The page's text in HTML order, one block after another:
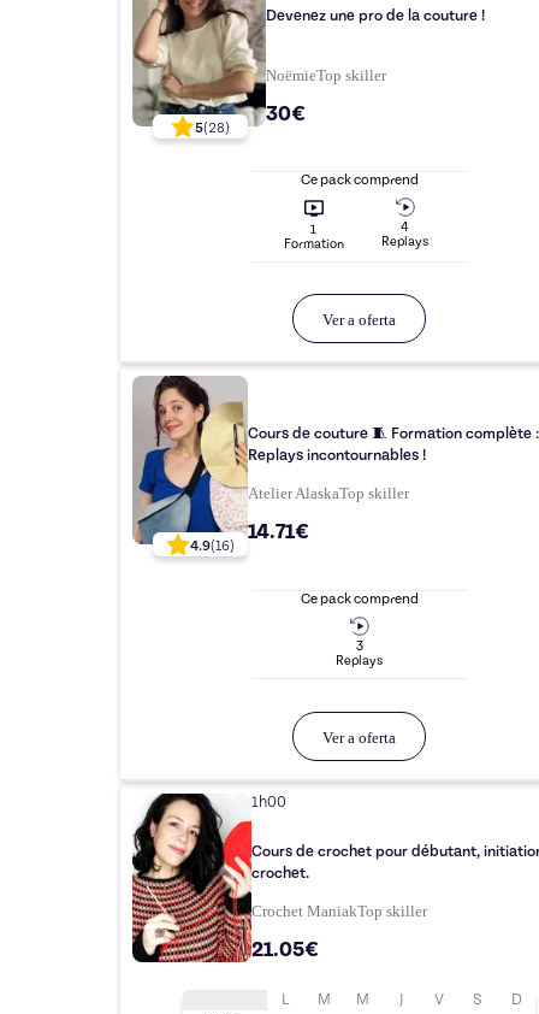
5(28)
Devenez une pro de la couture !
NoëmieTop skiller
30€
Ce pack comprend
1
Formation
4
Replays
Ver a oferta
4.9(16)
Cours de couture 🧵 Formation complète
Replays incontournables !
Atelier AlaskaTop skiller
14.71€
Ce pack comprend
3
Replays
Ver a oferta
1h00
Cours de crochet pour débutant,
crochet.
Crochet ManiakTop skiller
21.05€
L M M J V S D